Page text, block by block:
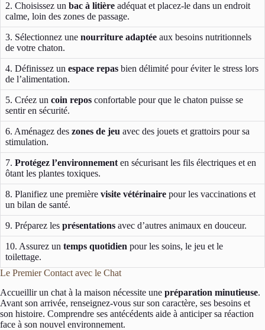
2. Choisissez un bac à litière adéquat et placez-le dans un endroit
calme, loin des zones de passage.
3. Sélectionnez une nourriture adaptée aux besoins nutritionnels
de votre chaton.
4. Définissez un espace repas bien délimité pour éviter le stress lors
de l’alimentation.
5. Créez un coin repos confortable pour que le chaton puisse se
sentir en sécurité.
6. Aménagez des zones de jeu avec des jouets et grattoirs pour sa
stimulation.
7. Protégez l’environnement en sécurisant les fils électriques et en
ôtant les plantes toxiques.
8. Planifiez une première visite vétérinaire pour les vaccinations et
un bilan de santé.
9. Préparez les présentations avec d’autres animaux en douceur.
10. Assurez un temps quotidien pour les soins, le jeu et le
toilettage.
Le Premier Contact avec le Chat
Accueillir un chat à la maison nécessite une préparation minutieuse.
Avant son arrivée, renseignez-vous sur son caractère, ses besoins et
son histoire. Comprendre ses antécédents aide à anticiper sa réaction
face à son nouvel environnement.